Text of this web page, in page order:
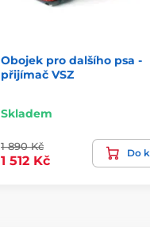
Obojek pro dalšího psa -
přijímač VSZ
Skladem
1 890 Kč
1 512 Kč
Do